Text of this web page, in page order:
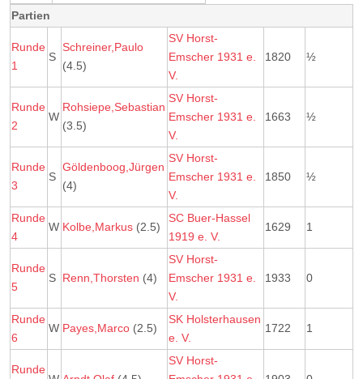
Partien
Runde
1
S
Schreiner,Paulo
(4.5)
SV Horst-
Emscher 1931 e.
V.
1820 ½
Runde
2
W
Rohsiepe,Sebastian
(3.5)
SV Horst-
Emscher 1931 e.
V.
1663 ½
Runde
3
S
Göldenboog,Jürgen
(4)
SV Horst-
Emscher 1931 e.
V.
1850 ½
Runde
4
W Kolbe,Markus (2.5)
SC Buer-Hassel
1919 e. V.
1629 1
Runde
5
S Renn,Thorsten (4)
SV Horst-
Emscher 1931 e.
V.
1933 0
Runde
6
W Payes,Marco (2.5)
SK Holsterhausen
e. V.
1722 1
Runde
SV Horst-